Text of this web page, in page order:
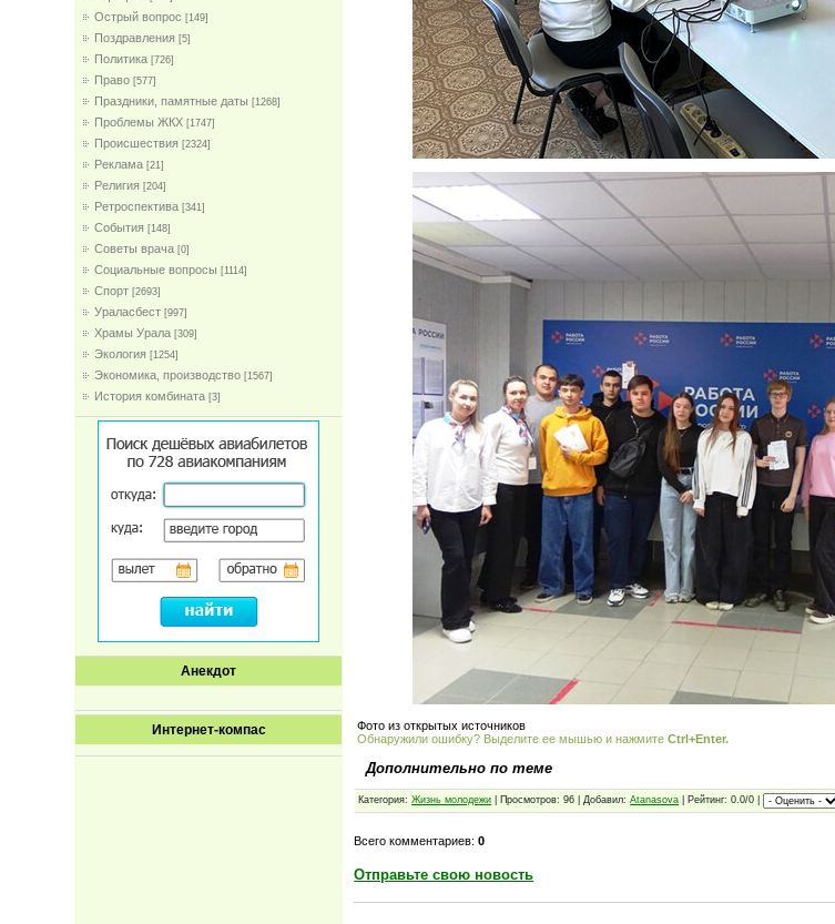
Острый вопрос [149]
Поздравления [5]
Политика [726]
Право [577]
Праздники, памятные даты [1268]
Проблемы ЖКХ [1747]
Проиcшествия [2324]
Реклама [21]
Религия [204]
Ретроспектива [341]
События [148]
Советы врача [0]
Социальные вопросы [1114]
Спорт [2693]
Ураласбест [997]
Храмы Урала [309]
Экология [1254]
Экономика, производство [1567]
История комбината [3]
Анекдот
Интернет-компас
Фото из открытых источников
Обнаружили ошибку? Выделите ее мышью и нажмитеCtrl+Enter.
Дополнительно по теме
Категория:Жизнь молодежи | Просмотров: 96 | Добавил:Atanasova | Рейтинг: 0.0/0 |
Всего комментариев:0
Отправьте свою новость